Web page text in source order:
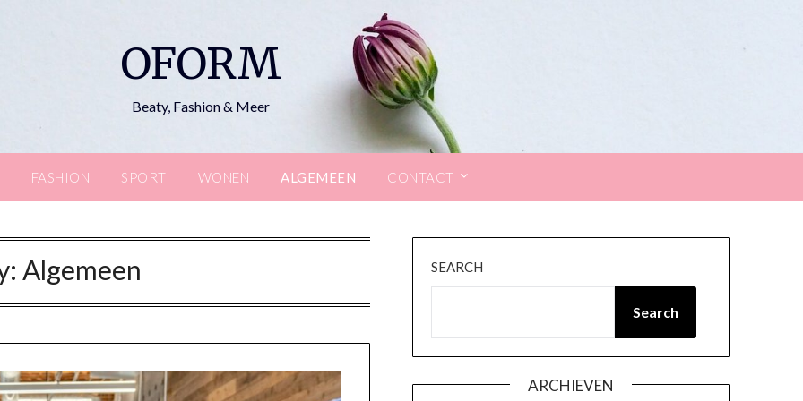
OFORM
Beaty, Fashion & Meer
FASHION SPORT WONEN ALGEMEEN CONTACT
Algemeen SEARCH
Search
ARCHIEVEN